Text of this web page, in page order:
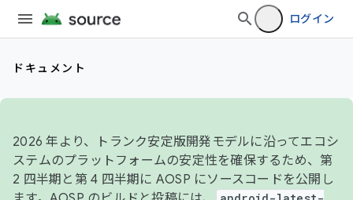
ログイン
ドキュメント
2026 年より、トランク安定版開発モデルに沿ってエコシ
ステムのプラットフォームの安定性を確保するため、第
2 四半期と第 4 四半期に AOSP にソースコードを公開し